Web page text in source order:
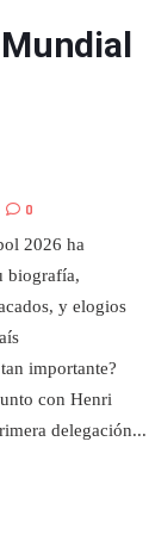
0
2026 ha
biografía,
y elogios
importante?
con Henri
delegación...